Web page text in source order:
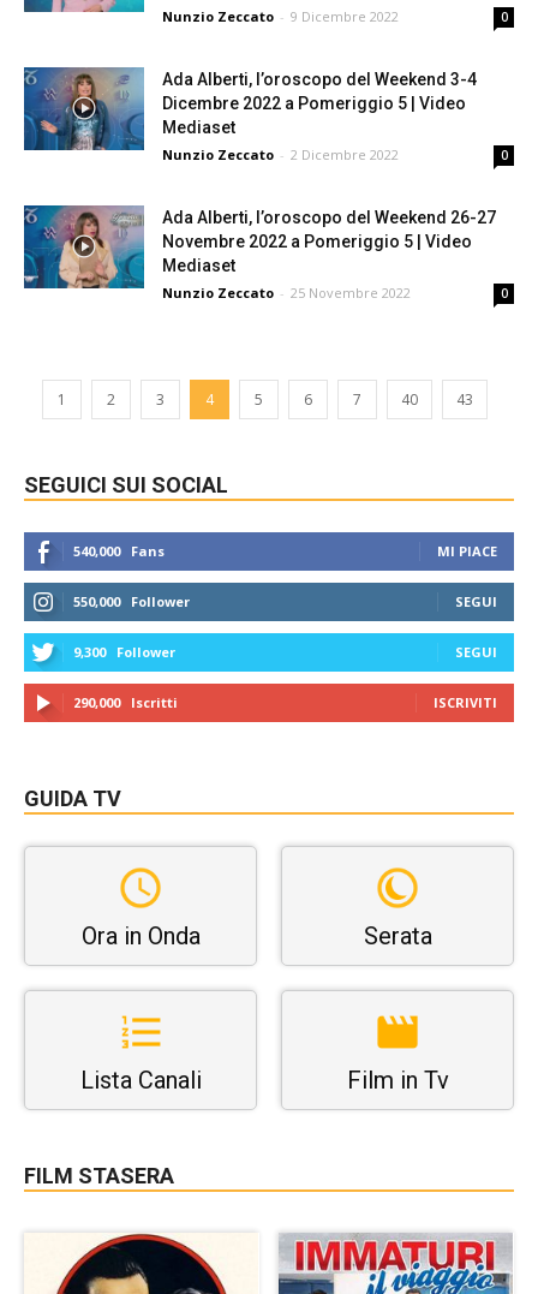
Nunzio Zeccato - 9 Dicembre 2022 0
Ada Alberti, l’oroscopo del Weekend 3-4
Dicembre 2022 a Pomeriggio 5 | Video
Mediaset
Nunzio Zeccato - 2 Dicembre 2022 0
Ada Alberti, l’oroscopo del Weekend 26-27
Novembre 2022 a Pomeriggio 5 | Video
Mediaset
Nunzio Zeccato - 25 Novembre 2022 0
1 2 3 4 5 6 7 40 43
SEGUICI SUI SOCIAL
540,000 Fans MI PIACE
550,000 Follower SEGUI
9,300 Follower SEGUI
290,000 Iscritti ISCRIVITI
GUIDA TV
Ora in Onda Serata
Lista Canali Film in Tv
FILM STASERA